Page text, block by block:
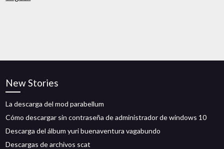
New Stories
La descarga del mod parabellum
Cómo descargar sin contraseña de administrador de windows 10
Descarga del álbum yuri buenaventura vagabundo
Descargas de archivos scat